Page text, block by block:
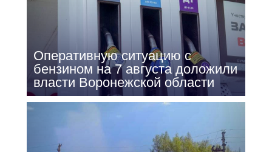
Оперативную ситуацию с
бензином на 7 августа доложили
власти Воронежской области